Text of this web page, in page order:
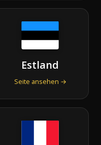
Estland
Seite ansehen →